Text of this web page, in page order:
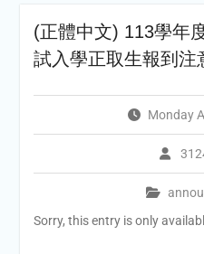
(正體中文) 113學年
試入學正取生報到注
Monday
Sorry, this entry is only